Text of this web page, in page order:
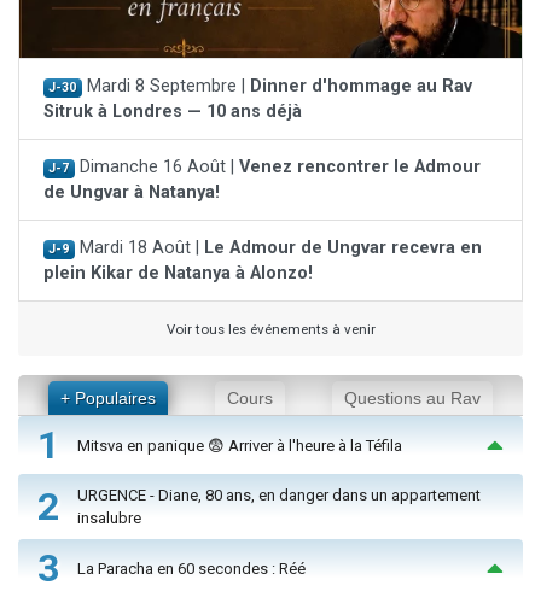
J-30 Mardi 8 Septembre |
Dinner d'hommage au Rav
Sitruk à Londres — 10 ans déjà
J-7 Dimanche 16 Août | Venez rencontrer le Admour
de Ungvar à Natanya!
J-9 Mardi 18 Août |
Le Admour de Ungvar recevra en
plein Kikar de Natanya à Alonzo!
Voir tous les événements à venir
+ Populaires Cours Questions au Rav
1 Mitsva en panique 😨 Arriver à l'heure à la Téfila
2
URGENCE - Diane, 80 ans, en danger dans un appartement
insalubre
3 La Paracha en 60 secondes : Réé